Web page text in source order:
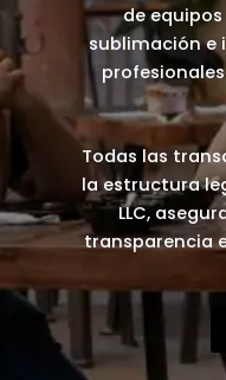
de
sublimación e
Todas las
la estructura
LLC,
transparencia